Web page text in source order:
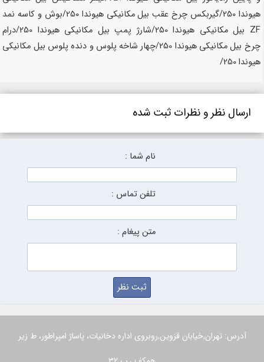
ارسال نظر و نظرات ثبت شده
نام شما :
تلفن تماس :
متن پیغام :
آدرس: تهران,خیابان قزوین,روبروی اداره دخانیات، پاساژ امپراطور، ط زیر